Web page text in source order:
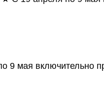
9 мая включительно